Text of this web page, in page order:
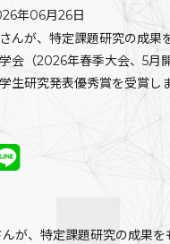
年06月26日
んが、特定課題研究の成果
会（2026年春季大会、5月
生研究発表優秀賞を受賞し
が、特定課題研究の成果